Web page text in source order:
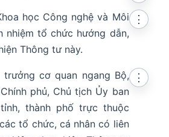
học Công nghệ và Môi
nhiệm tổ chức hướng dẫn,
Thông tư này.
⋮
trưởng cơ quan ngang Bộ,
phủ, Chủ tịch Ủy ban
thành phố trực thuộc
tổ chức, cá nhân có liên
⋮